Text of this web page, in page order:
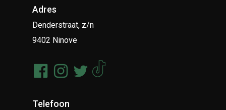
Adres
Denderstraat, z/n
9402 Ninove
Telefoon